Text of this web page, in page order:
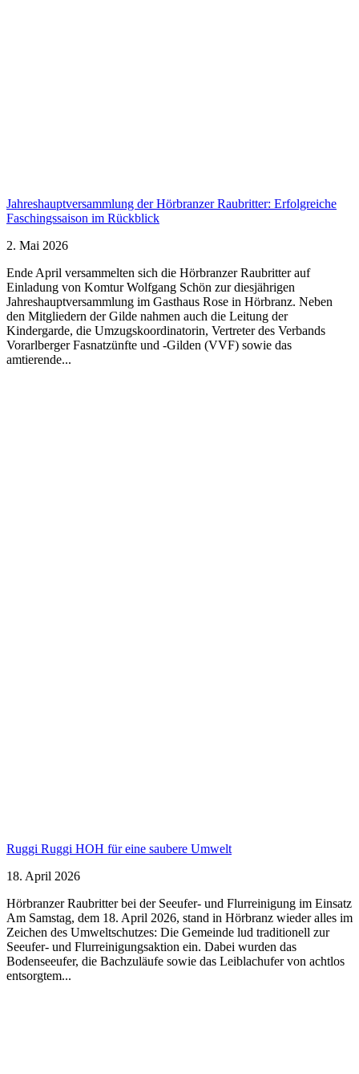
Jahreshauptversammlung der Hörbranzer Raubritter: Erfolgreiche
Faschingssaison im Rückblick
2. Mai 2026
Ende April versammelten sich die Hörbranzer Raubritter auf
Einladung von Komtur Wolfgang Schön zur diesjährigen
Jahreshauptversammlung im Gasthaus Rose in Hörbranz. Neben
den Mitgliedern der Gilde nahmen auch die Leitung der
Kindergarde, die Umzugskoordinatorin, Vertreter des Verbands
Vorarlberger Fasnatzünfte und -Gilden (VVF) sowie das
amtierende...
Ruggi Ruggi HOH für eine saubere Umwelt
18. April 2026
Hörbranzer Raubritter bei der Seeufer- und Flurreinigung im Einsatz
Am Samstag, dem 18. April 2026, stand in Hörbranz wieder alles im
Zeichen des Umweltschutzes: Die Gemeinde lud traditionell zur
Seeufer- und Flurreinigungsaktion ein. Dabei wurden das
Bodenseeufer, die Bachzuläufe sowie das Leiblachufer von achtlos
entsorgtem...